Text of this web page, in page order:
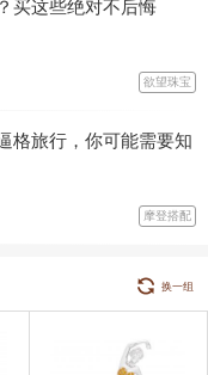
买这些绝对不后悔
欲望珠宝
格旅行，你可能需要知
摩登搭配
换一组